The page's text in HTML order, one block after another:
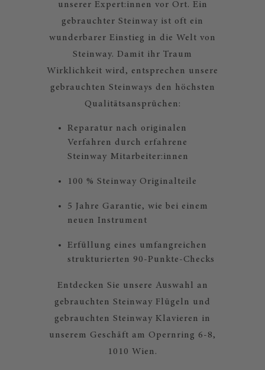
unserer Expert:innen vor Ort. Ein
gebrauchter Steinway ist oft ein
wunderbarer Einstieg in die Welt von
Steinway. Damit ihr Traum
Wirklichkeit wird, entsprechen unsere
gebrauchten Steinways den höchsten
Qualitätsansprüchen:
Reparatur nach originalen
Verfahren durch erfahrene
Steinway Mitarbeiter:innen
100 % Steinway Originalteile
5 Jahre Garantie, wie bei einem
neuen Instrument
Erfüllung eines umfangreichen
strukturierten 90-Punkte-Checks
Entdecken Sie unsere Auswahl an
gebrauchten Steinway Flügeln und
gebrauchten Steinway Klavieren in
unserem Geschäft am Opernring 6-8,
1010 Wien.